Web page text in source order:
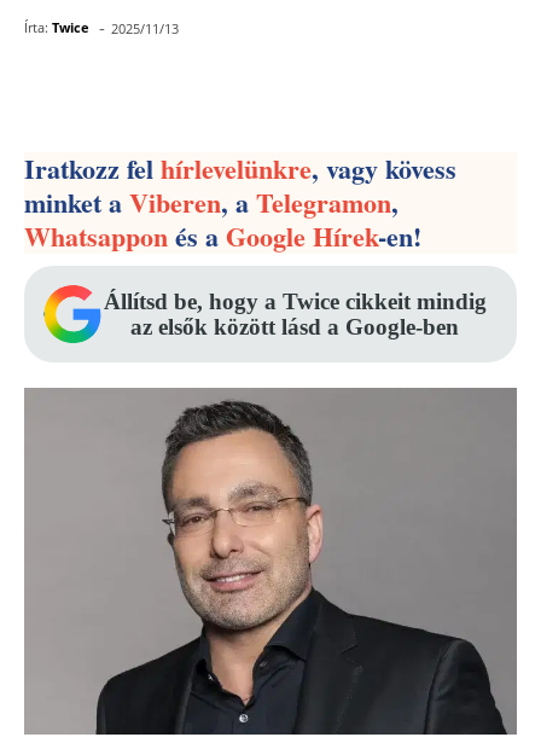
Írta: Twice - 2025/11/13
Iratkozz felhírlevelünkre, vagy kövess
minket aViberen, aTelegramon,
Whatsapponés aGoogle Hírek-en!
Állítsd be, hogy a Twice cikkeit mindig
az elsők között lásd a Google-ben